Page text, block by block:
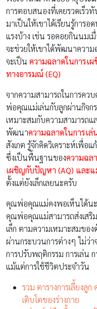
การตอบสนองที่เคยรวดเร็ว
มาเป็นให้เขาได้เรียนรู้การอ
แรงบ้าง เช่น รอคอยกินนมเ
จะช่วยให้เขาได้พัฒนาความ
จะเป็น ความฉลาดในการเ
ทางอารมณ์ (EQ)
จากความสามารถในการค
พ่อคุณแม่เล่นกับลูกผ่านกิจกร
เหมาะสมกับความสามารถแ
พัฒนาความฉลาดในการเล่
สังเกต รู้จักคิดวิเคราะห์เพื่
ซึ่งเป็นพื้นฐานของความฉล
เผชิญกับปัญหา (AQ) และ
ตั้งแต่ยังเล็กเลยนะครับ
คุณพ่อคุณแม่คงพอเห็นได้น
คุณพ่อคุณแม่สามารถส่งเสริ
เล็ก ตามความเหมาะสมขอ
ผ่านกระบวนการต่างๆ ไม่ว่
การปรับพฤติกรรม การเล่น
แม้แต่การใช้ชีวิตประจำวัน
รวม ตารางการเลี้ยง
เติบโตของร่างกาย